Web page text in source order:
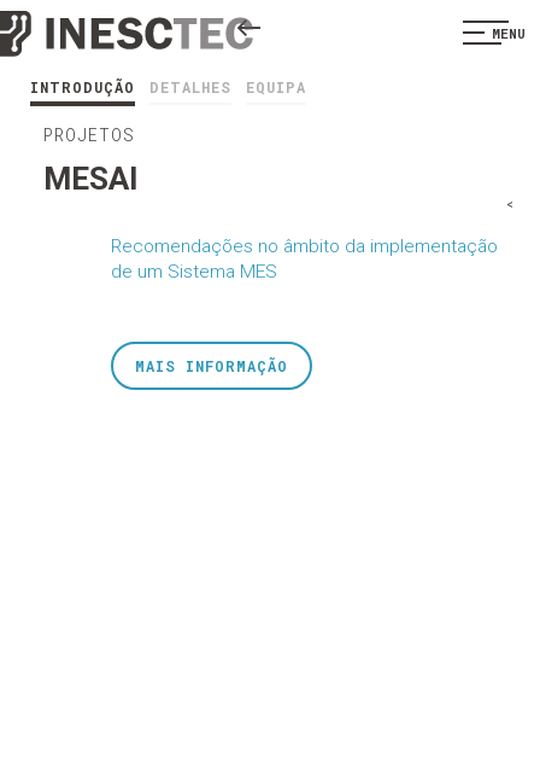
MENU
INTRODUÇÃO DETALHES EQUIPA
PROJETOS
MESAI
Recomendações no âmbito da implementação
de um Sistema MES
<
MAIS INFORMAÇÃO